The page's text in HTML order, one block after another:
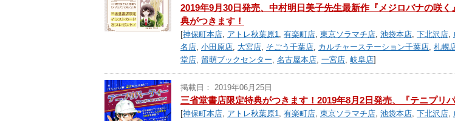
2019年9月30日発売、中村明日美子先生最新作『メジロバナの咲
典がつきます！
[神保町本店, アトレ秋葉原1, 有楽町店, 東京ソラマチ店, 池袋本店, 下北沢店,
名店, 小田原店, 大宮店, そごう千葉店, カルチャーステーション千葉店, 札幌
堂店, 留萌ブックセンター, 名古屋本店, 一宮店, 岐阜店]
掲載日： 2019年06月25日
三省堂書店限定特典がつきます！2019年8月2日発売、『テニプリパ
[神保町本店, アトレ秋葉原1, 有楽町店, 東京ソラマチ店, 池袋本店, 下北沢店,